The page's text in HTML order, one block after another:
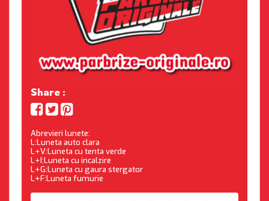
Share :
Abrevieri lunete:
L:Luneta auto clara
L+V:Luneta cu tenta verde
L+I:Luneta cu incalzire
L+G:Luneta cu gaura stergator
L+F:Luneta fumurie